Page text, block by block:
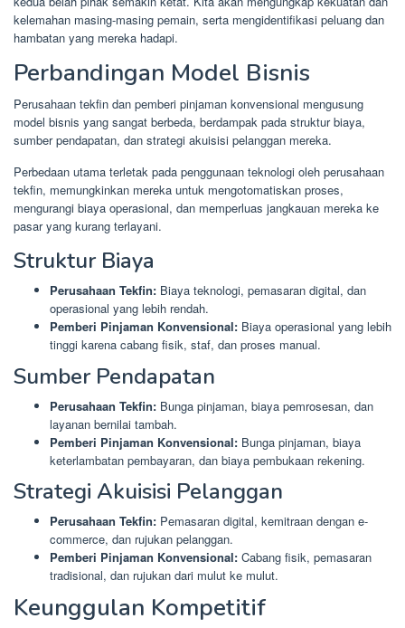
kelemahan masing-masing pemain, serta mengidentifikasi peluang dan
hambatan yang mereka hadapi.
Perbandingan Model Bisnis
Perusahaan tekfin dan pemberi pinjaman konvensional mengusung
model bisnis yang sangat berbeda, berdampak pada struktur biaya,
sumber pendapatan, dan strategi akuisisi pelanggan mereka.
Perbedaan utama terletak pada penggunaan teknologi oleh perusahaan
tekfin, memungkinkan mereka untuk mengotomatiskan proses,
mengurangi biaya operasional, dan memperluas jangkauan mereka ke
pasar yang kurang terlayani.
Struktur Biaya
Perusahaan Tekfin: Biaya teknologi, pemasaran digital, dan
operasional yang lebih rendah.
Pemberi Pinjaman Konvensional: Biaya operasional yang lebih
tinggi karena cabang fisik, staf, dan proses manual.
Sumber Pendapatan
Perusahaan Tekfin: Bunga pinjaman, biaya pemrosesan, dan
layanan bernilai tambah.
Pemberi Pinjaman Konvensional: Bunga pinjaman, biaya
keterlambatan pembayaran, dan biaya pembukaan rekening.
Strategi Akuisisi Pelanggan
Perusahaan Tekfin: Pemasaran digital, kemitraan dengan e-
commerce, dan rujukan pelanggan.
Pemberi Pinjaman Konvensional: Cabang fisik, pemasaran
tradisional, dan rujukan dari mulut ke mulut.
Keunggulan Kompetitif